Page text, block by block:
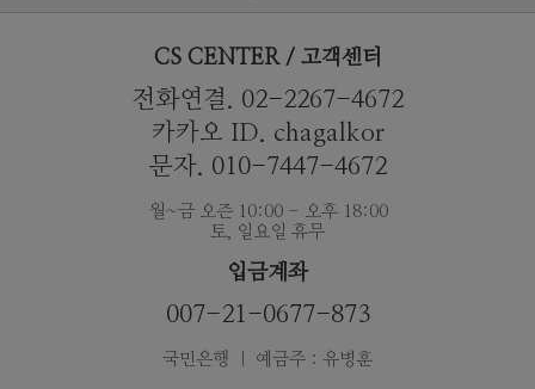
CS CENTER / 고객센터
전화연결. 02-2267-4672
카카오 ID. chagalkor
문자. 010-7447-4672
월~금 오즌 10:00 - 오후 18:00
토, 일요일 휴무
입금계좌
007-21-0677-873
국민은행 ｜ 예금주 : 유병훈